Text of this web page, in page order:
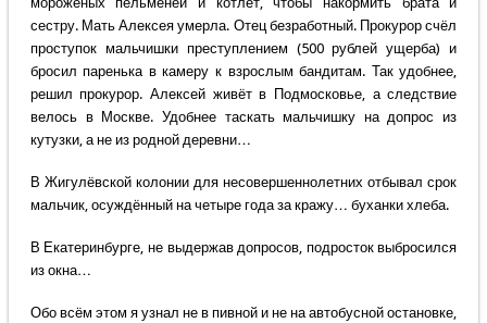
сестру. Мать Алексея умерла. Отец безработный. Прокурор счёл
проступок мальчишки преступлением (500 рублей ущерба) и
бросил паренька в камеру к взрослым бандитам. Так удобнее,
решил прокурор. Алексей живёт в Подмосковье, а следствие
велось в Москве. Удобнее таскать мальчишку на допрос из
кутузки, а не из родной деревни…
В Жигулёвской колонии для несовершеннолетних отбывал срок
мальчик, осуждённый на четыре года за кражу… буханки хлеба.
В Екатеринбурге, не выдержав допросов, подросток выбросился
из окна…
Обо всём этом я узнал не в пивной и не на автобусной остановке,